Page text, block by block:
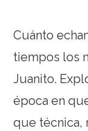
Cuánto
tiempos los
Juanito.
época en
que técnica,